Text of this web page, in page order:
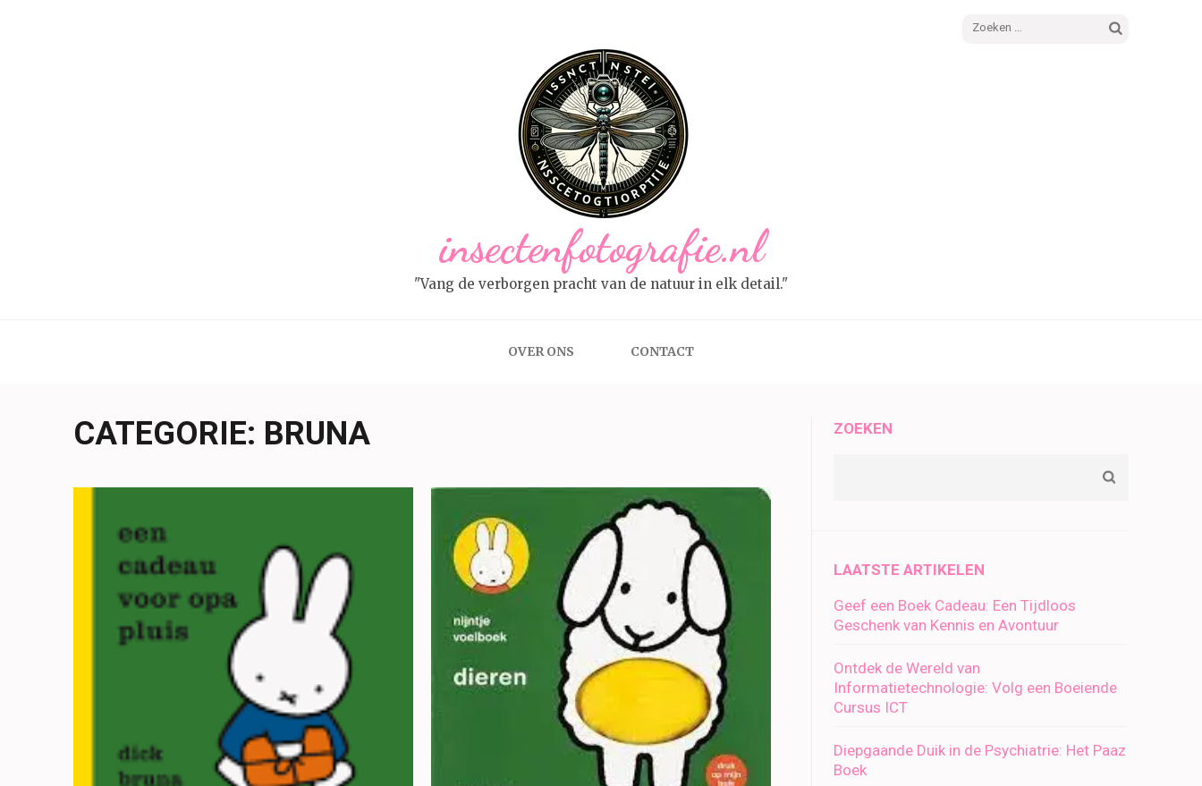
Zoeken
insectenfotografie.nl
"Vang de verborgen pracht van de natuur in elk detail."
OVER ONS CONTACT
CATEGORIE: BRUNA ZOEKEN
LAATSTE ARTIKELEN
Geef een Boek Cadeau: Een Tijdloos
Geschenk van Kennis en Avontuur
Ontdek de Wereld van
Informatietechnologie: Volg een Boeiende
Cursus ICT
Diepgaande Duik in de Psychiatrie: Het Paaz
Boek